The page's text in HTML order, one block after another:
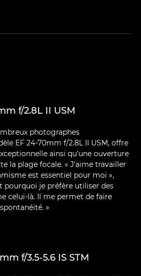
f/2.8L II USM
photographes
EF 24-70mm f/2.8L II USM, offre
ainsi qu'une ouverture
la plage focale. « J'aime travailler
est essentiel pour moi »,
pourquoi je préfère utiliser des
celui-là. Il me permet de faire
»
f/3.5-5.6 IS STM